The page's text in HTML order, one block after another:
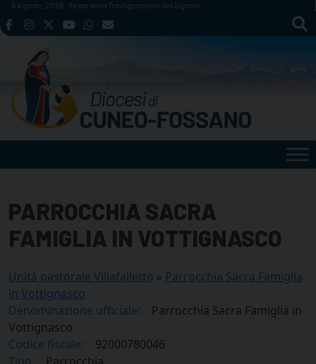
Skip
to
6 Agosto 2026 Festa della Trasfigurazione del Signore
PARROCCHIA SACRA
FAMIGLIA IN VOTTIGNASCO
Unità pastorale Villafalletto » Parrocchia Sacra Famiglia
in Vottignasco
Denominazione ufficiale:
Parrocchia Sacra Famiglia in
Vottignasco
Codice fiscale:
92000780046